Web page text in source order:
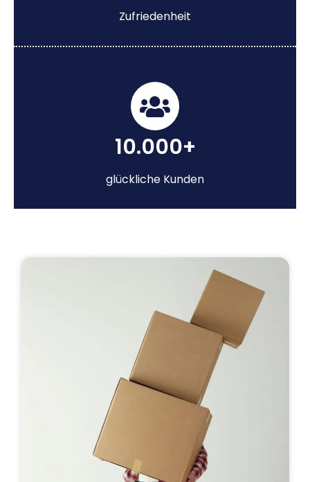
Zufriedenheit
10.000+
glückliche Kunden